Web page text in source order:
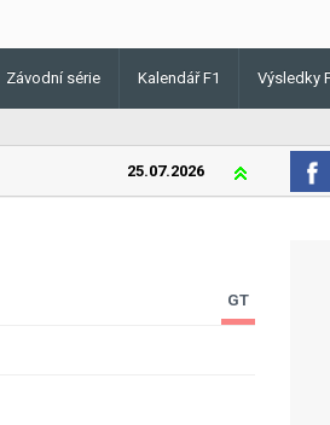
Závodní série Kalendář F1 Výsledky
25.07.2026 Lando Norris
GT